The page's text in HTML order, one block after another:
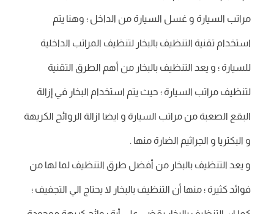
مراتب السيارة و غسل السيارة من الداخل ؛ وهنا يتم
استخدام تقنية التنظيف بالبخار لتنظيف المراتب الداخلية
للسيارة ؛ و يعد التنظيف بالبخار من أهم الطرق التقنية
لتنظيف مراتب السيارة ؛ حيث يتم استخدام البخار في إزالة
البقع الصعبة من مراتب السيارة و ايضا ازالة الروائح الكريهة
و البكتريا و الجراثيم الضارة منها .
و يعد التنظيف بالبخار من أفضل طرق التنظيف لما لها من
فوائد كثيرة ؛ منها أن التنظيف بالبخار لا يحتاج الي التجفيف ؛